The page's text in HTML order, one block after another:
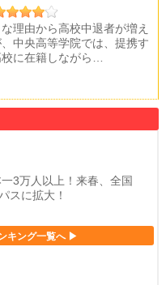
理由から高校中退者が増え
中央高等学院では、提携す
校に在籍しながら…
3万人以上！来春、全国
スに拡大！
キング一覧へ ▶